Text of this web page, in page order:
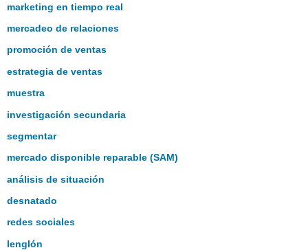
marketing en tiempo real
mercadeo de relaciones
promoción de ventas
estrategia de ventas
muestra
investigación secundaria
segmentar
mercado disponible reparable (SAM)
análisis de situación
desnatado
redes sociales
lenglón